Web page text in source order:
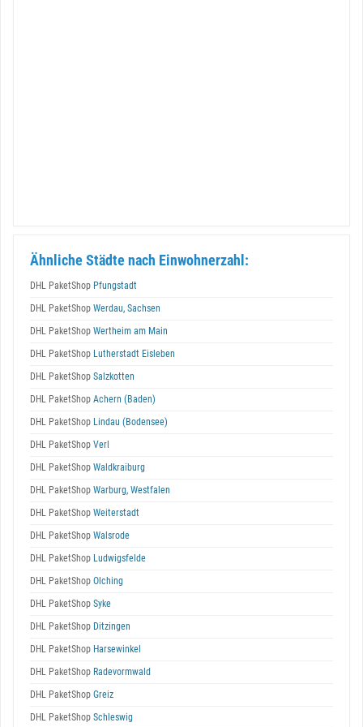
Ähnliche Städte nach Einwohnerzahl:
DHL PaketShop Pfungstadt
DHL PaketShop Werdau, Sachsen
DHL PaketShop Wertheim am Main
DHL PaketShop Lutherstadt Eisleben
DHL PaketShop Salzkotten
DHL PaketShop Achern (Baden)
DHL PaketShop Lindau (Bodensee)
DHL PaketShop Verl
DHL PaketShop Waldkraiburg
DHL PaketShop Warburg, Westfalen
DHL PaketShop Weiterstadt
DHL PaketShop Walsrode
DHL PaketShop Ludwigsfelde
DHL PaketShop Olching
DHL PaketShop Syke
DHL PaketShop Ditzingen
DHL PaketShop Harsewinkel
DHL PaketShop Radevormwald
DHL PaketShop Greiz
DHL PaketShop Schleswig